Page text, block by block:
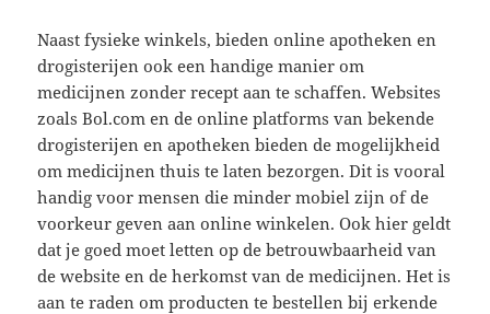
Naast fysieke winkels, bieden online apotheken en
drogisterijen ook een handige manier om
medicijnen zonder recept aan te schaffen. Websites
zoals Bol.com en de online platforms van bekende
drogisterijen en apotheken bieden de mogelijkheid
om medicijnen thuis te laten bezorgen. Dit is vooral
handig voor mensen die minder mobiel zijn of de
voorkeur geven aan online winkelen. Ook hier geldt
dat je goed moet letten op de betrouwbaarheid van
de website en de herkomst van de medicijnen. Het is
aan te raden om producten te bestellen bij erkende